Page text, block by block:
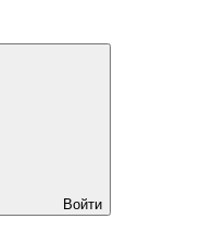
Войти